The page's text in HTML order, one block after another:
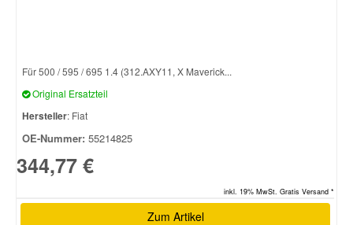
Für 500 / 595 / 695 1.4 (312.AXY11, X Maverick...
Original Ersatzteil
Hersteller: Fiat
OE-Nummer: 55214825
344,77 €
inkl. 19% MwSt. Gratis Versand *
Zum Artikel